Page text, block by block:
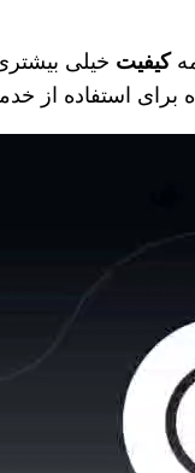
کیفیت خیلی
برای استفاده از